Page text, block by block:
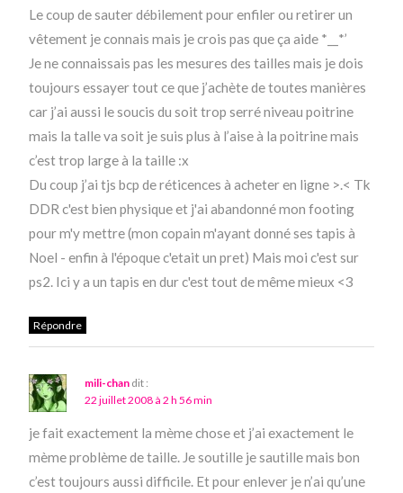
Le coup de sauter débilement pour enfiler ou retirer un
vêtement je connais mais je crois pas que ça aide *__*’
Je ne connaissais pas les mesures des tailles mais je dois
toujours essayer tout ce que j’achète de toutes manières
car j’ai aussi le soucis du soit trop serré niveau poitrine
mais la talle va soit je suis plus à l’aise à la poitrine mais
c’est trop large à la taille :x
Du coup j’ai tjs bcp de réticences à acheter en ligne >.< Tk
DDR c'est bien physique et j'ai abandonné mon footing
pour m'y mettre (mon copain m'ayant donné ses tapis à
Noel - enfin à l'époque c'etait un pret) Mais moi c'est sur
ps2. Ici y a un tapis en dur c'est tout de même mieux <3
Répondre
mili-chan dit :
22 juillet 2008 à 2 h 56 min
je fait exactement la mème chose et j’ai exactement le
mème problème de taille. Je soutille je sautille mais bon
c’est toujours aussi difficile. Et pour enlever je n’ai qu’une